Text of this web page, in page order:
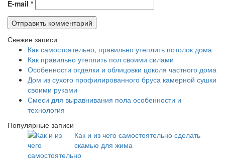
E-mail *
Свежие записи
Как самостоятельно, правильно утеплить потолок дома
Как правильно утеплить пол своими силами
Особенности отделки и облицовки цоколя частного дома
Дом из сухого профилированного бруса камерной сушки
своими руками
Смеси для выравнивания пола особенности и
технология
Популярные записи
Как и из чего самостоятельно сделать
скамью для жима